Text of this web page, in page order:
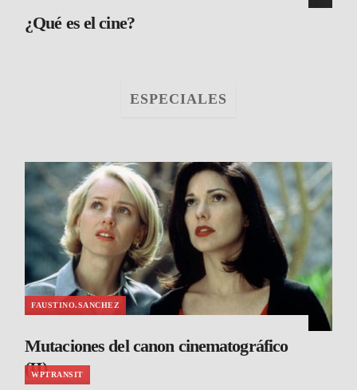
¿Qué es el cine?
ESPECIALES
FAUSTINO.SANCHEZ
Mutaciones del canon cinematográfico
(II)
WPTRANSIT